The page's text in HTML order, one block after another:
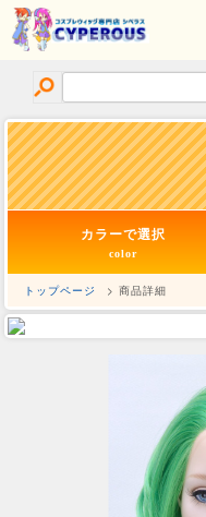
カラーで選択
color
トップページ > 商品詳細